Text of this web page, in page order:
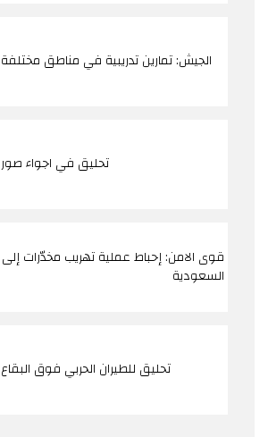
الجيش: تمارين تدريبية في مناطق مختلفة
تحليق في اجواء صور
قوى الامن: إحباط عملية تهريب مخدّرات إلى
السعودية
تحليق للطيران الحربي فوق البقاع